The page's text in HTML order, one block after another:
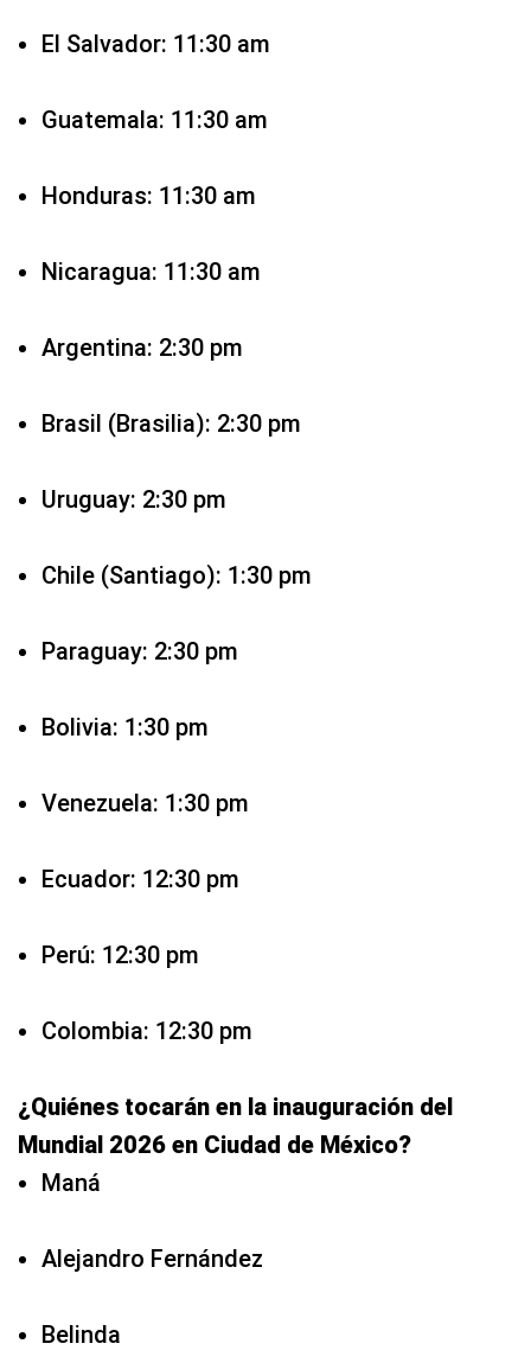
El Salvador: 11:30 am
Guatemala: 11:30 am
Honduras: 11:30 am
Nicaragua: 11:30 am
Argentina: 2:30 pm
Brasil (Brasilia): 2:30 pm
Uruguay: 2:30 pm
Chile (Santiago): 1:30 pm
Paraguay: 2:30 pm
Bolivia: 1:30 pm
Venezuela: 1:30 pm
Ecuador: 12:30 pm
Perú: 12:30 pm
Colombia: 12:30 pm
¿Quiénes tocarán en la inauguración del
Mundial 2026 en Ciudad de México?
Maná
Alejandro Fernández
Belinda